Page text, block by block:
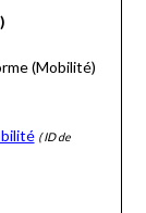
(Mobilité)
(ID de